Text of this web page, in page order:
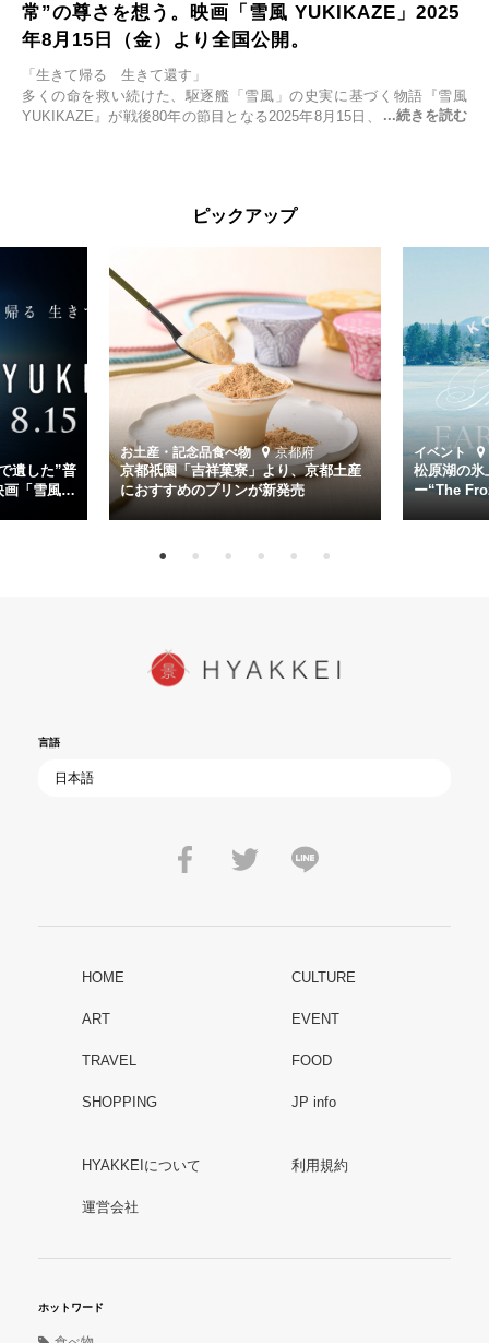
常”の尊さを想う。映画「雪風 YUKIKAZE」2025
年8月15日（金）より全国公開。
「生きて帰る 生きて還す」
多くの命を救い続けた、駆逐艦「雪風」の史実に基づく物語『雪風
YUKIKAZE』が戦後80年の節目となる2025年8月15日、全国公開され
くの仲間の命を救い帰還させ、戦後まで生き抜き「幸運艦」と呼ばれ
主演は「雪風」の艦長・寺澤一利を演じる竹野内豊。先任伍長・早瀬
幸平を玉木宏が演じるほか、奥平大兼、田中麗奈、石丸幹二、益岡徹
など実力派俳優が共演。そして戦艦大和と運命を共にした帝国海軍・
第二艦隊司令長官、伊藤整一を中井貴一が圧倒的な存在感で演じ切
る。
時代が再び、分断と暴力に揺れる現代。本作は「同じ過ちを繰り返す
道を歩んではいないか」と、彼らが命をかけて守りたいと願っ
た”今”を生きる私達に問いかける。戦後80年、戦争の記憶が薄れゆく
今だからこそ、尊い平和の価値を未来に繋ぐ作品『雪風 YUKIKAZE』
を多くの方にご覧いただきたい。
ピックアップ
遺した”普
画「雪風
お土産・記念品食べ物 京都府
京都祇園「吉祥菓寮」より、京都土産
におすすめのプリンが新発売
イベント
松原湖の氷
ー“The
言語
HOME CULTURE
ART EVENT
TRAVEL FOOD
SHOPPING JP info
HYAKKEIについて 利用規約
運営会社
ホットワード